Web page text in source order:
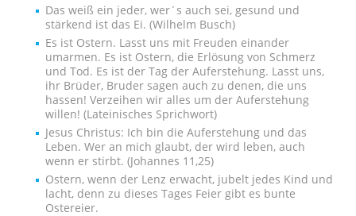
Das weiß ein jeder, wer´s auch sei, gesund und
stärkend ist das Ei. (Wilhelm Busch)
Es ist Ostern. Lasst uns mit Freuden einander
umarmen. Es ist Ostern, die Erlösung von Schmerz
und Tod. Es ist der Tag der Auferstehung. Lasst uns,
ihr Brüder, Bruder sagen auch zu denen, die uns
hassen! Verzeihen wir alles um der Auferstehung
willen! (Lateinisches Sprichwort)
Jesus Christus: Ich bin die Auferstehung und das
Leben. Wer an mich glaubt, der wird leben, auch
wenn er stirbt. (Johannes 11,25)
Ostern, wenn der Lenz erwacht, jubelt jedes Kind und
lacht, denn zu dieses Tages Feier gibt es bunte
Ostereier.